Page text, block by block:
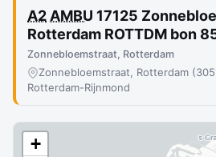
A2 AMBU 17125
Rotterdam ROTTDM bon
Zonnebloemstraat, Rotterdam
Zonnebloemstraat, Rotterdam
Rotterdam-Rijnmond
+